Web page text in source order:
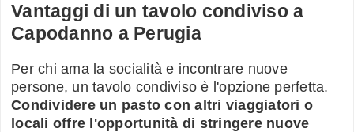
Vantaggi di un tavolo condiviso a
Capodanno a Perugia
Per chi ama la socialità e incontrare nuove
persone, un tavolo condiviso è l'opzione perfetta.
Condividere un pasto con altri viaggiatori o
locali offre l'opportunità di stringere nuove